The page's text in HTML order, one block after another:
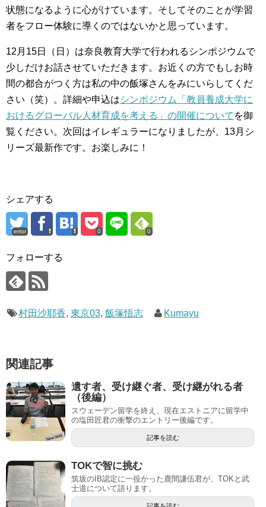
状態になるように心がけています。そしてそのことが学習
者をフロー体験に導くのではないかと思っています。
12月15日（日）は奈良教育大学で行われるシンポジウムで
少しだけお話させていただきます。お近くの方でもしお時
間の都合がつく方は私の中の飯塚さんをみにいらしてくだ
さい（笑）。詳細や申込はシンポジウム「教員養成大学に
おけるグローバル人材育成を考える」の開催について を御
覧ください。次回はイレギュラーになりましたが、13月シ
リーズ最新作です。お楽しみに！
シェアする
error 0 0
フォローする
村田沙耶香, 東京03, 飯塚悟志 Kumayu
関連記事
遺す者、受け継ぐ者、受け継がれる者
（後編）
スウェーデン留学を終え、現在エストニアに留学中
の塩田匠君の衝撃のエントリー後編です。
記事を読む
TOKで智に挑む
筑坂のIB認定に一役かった鹿間謙伍君が、TOKと武
士道について語ります。